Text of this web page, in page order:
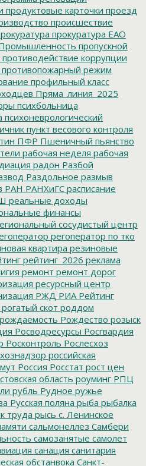
продуктовые карточки проезд
происшествие
прокуратура ЕАО
пропускной
противодействие коррупции
противопожарный режим
профильный класс
Пряма_линия_2025
психбольница
психоневрологический
пункт весового контроля
ПФР Пшеничный пьянство
рабочая неделя рабочая
радон Разбой
Раздольное размыв
РАН РАНХиГС расписание
реальные доходы
финансы
сосудистый центр
регоператор по тко
квартира резиновые
рейтинг_2026 реклама
ремонт ремонт дорог
ресурсный центр
РЖД РИА Рейтинг
рогатый скот роддом
рождаемость Рождество розыск
Росводресурсы Росгвардия
Росконтроль Рослесхоз
российская
Россия Росстат рост цен
область роуминг РПЦ
рубль Рудное ружье
Русская поляна рыба рыбалка
труда рысь с. Ленинское
сальмонеллез Самбери
самозанятые самолет
санация санитария
обстанвока Санкт-